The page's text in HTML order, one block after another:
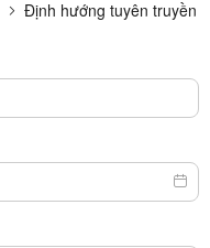
Định hướng tuyên truyền